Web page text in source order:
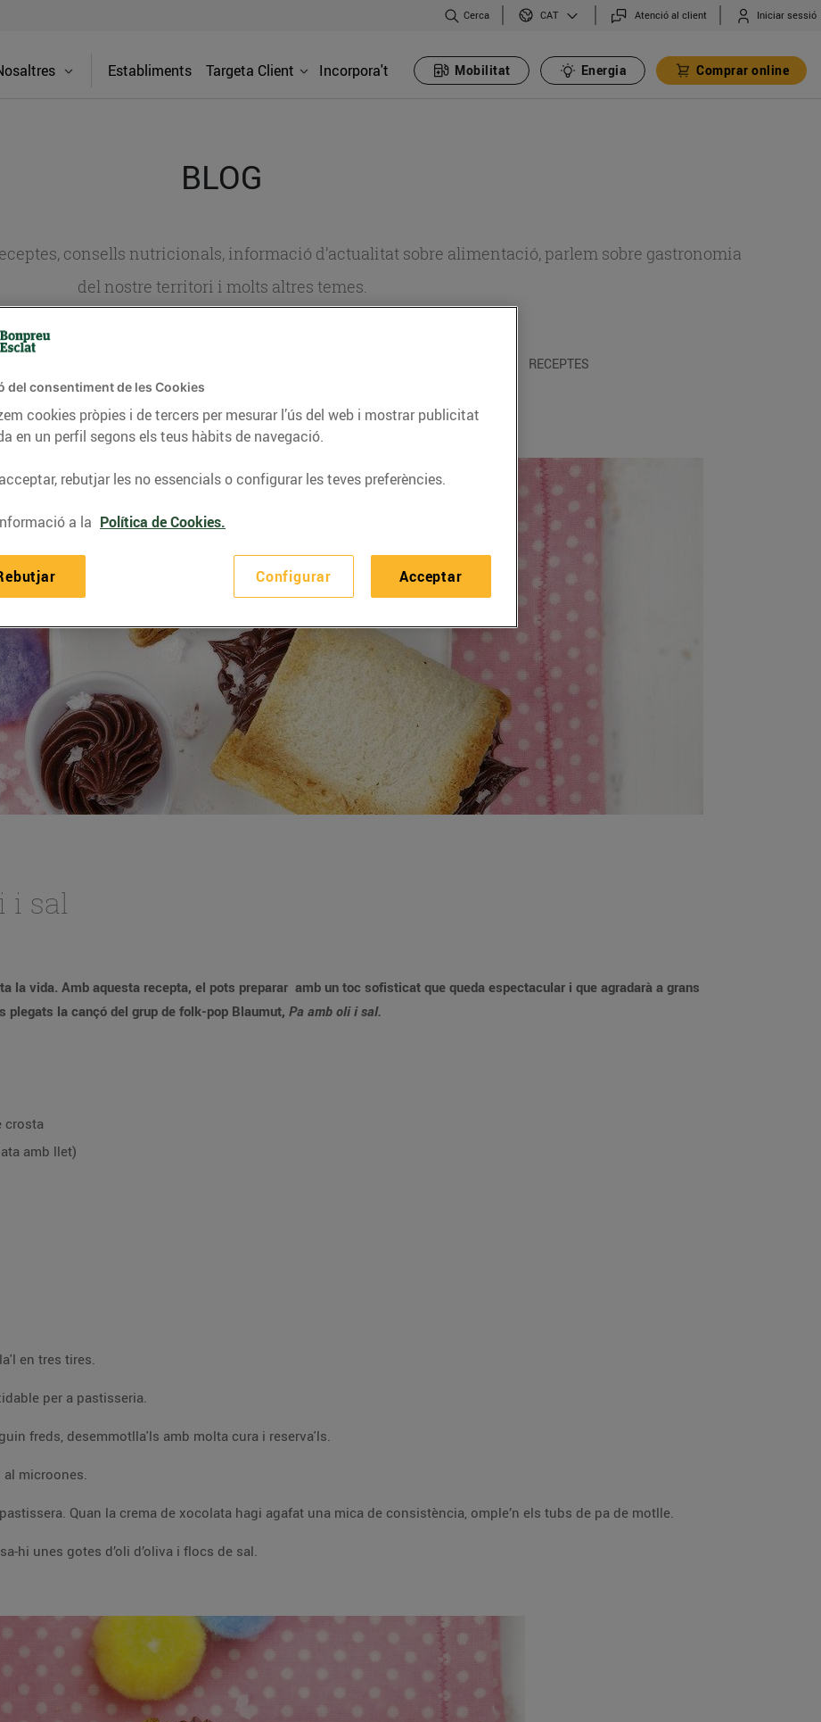
Cerca CAT Atenció al client Iniciar sessió
Establiments Targeta Client Incorpora't Mobilitat Energia Comprar online
BLOG
consells nutricionals, informació d’actualitat sobre alimentació, parlem sobre gastronomia
del nostre territori i molts altres temes.
RECEPTES
i sal
espectacular i que agradarà a grans
escoltar tots plegats la cançó del grup de folk-pop Blaumut, Pa amb oli i sal.
crosta
amb llet)
Amb un corró, estira el pa de motlle i talla'l en tres tires.
Embolica cada tira en un tub d’acer inoxidable per a pastisseria.
Posa'ls al forn 10 min, a 200 ºC. Quan siguin freds, desemmotlla'ls amb molta cura i reserva'ls.
microones.
Bat-ho bé i posa-ho dins d’una mànega pastissera. Quan la crema de xocolata hagi agafat una mica de consistència, omple’n els tubs de pa de motlle.
A l’hora de servir el pa amb xocolata, posa-hi unes gotes d’oli d’oliva i flocs de sal.
del consentiment de les Cookies
cookies pròpies i de tercers per mesurar l’ús del web i mostrar publicitat
en un perfil segons els teus hàbits de navegació.
rebutjar les no essencials o configurar les teves preferències.
a la Política de Cookies.
Configurar Acceptar